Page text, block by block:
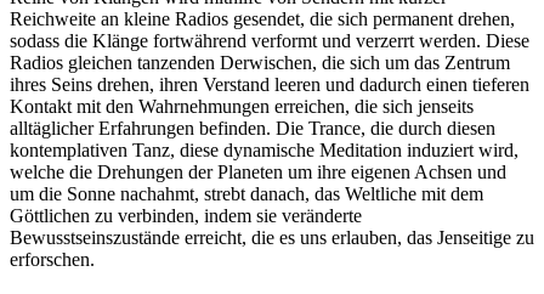
Reichweite an kleine Radios gesendet, die sich permanent drehen,
sodass die Klänge fortwährend verformt und verzerrt werden. Diese
Radios gleichen tanzenden Derwischen, die sich um das Zentrum
ihres Seins drehen, ihren Verstand leeren und dadurch einen tieferen
Kontakt mit den Wahrnehmungen erreichen, die sich jenseits
alltäglicher Erfahrungen befinden. Die Trance, die durch diesen
kontemplativen Tanz, diese dynamische Meditation induziert wird,
welche die Drehungen der Planeten um ihre eigenen Achsen und
um die Sonne nachahmt, strebt danach, das Weltliche mit dem
Göttlichen zu verbinden, indem sie veränderte
Bewusstseinszustände erreicht, die es uns erlauben, das Jenseitige zu
erforschen.